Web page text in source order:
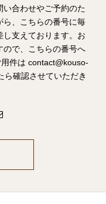
い合わせやご予約のた
ら、こちらの番号に毎
し支えております。お
ので、こちらの番号へ
件は contact@kouso-
ら確認させていただき